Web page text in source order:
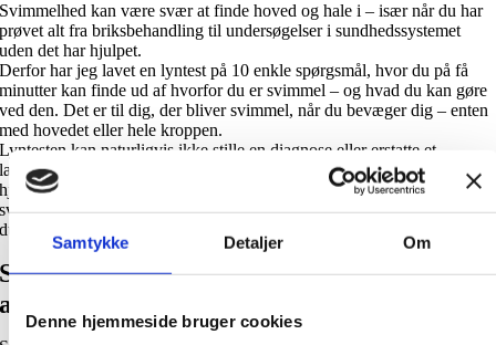
Samtykke Detaljer Om
Denne hjemmeside bruger cookies
Svimmelhed kan være svær at finde hoved og hale i – især når du har
prøvet alt fra briksbehandling til undersøgelser i sundhedssystemet
uden det har hjulpet.
Derfor har jeg lavet en lyntest på 10 enkle spørgsmål, hvor du på få
minutter kan finde ud af hvorfor du er svimmel – og hvad du kan gøre
ved den. Det er til dig, der bliver svimmel, når du bevæger dig – enten
med hovedet eller hele kroppen.
Lyntesten kan naturligvis ikke stille en diagnose eller erstatte et
lægebesøg. Men den er baseret på forskning og klinisk erfaring, og
hjælper dig med overblik og hvilken retning du skal gå mod mindre
svimmelhed – uanset hvor længe du har været svimmel, hvor gammel
du er og selvom du har prøvet meget uden det har hjulpet.
Svimmelhed er ikke noget, du bare skal lære
at leve med